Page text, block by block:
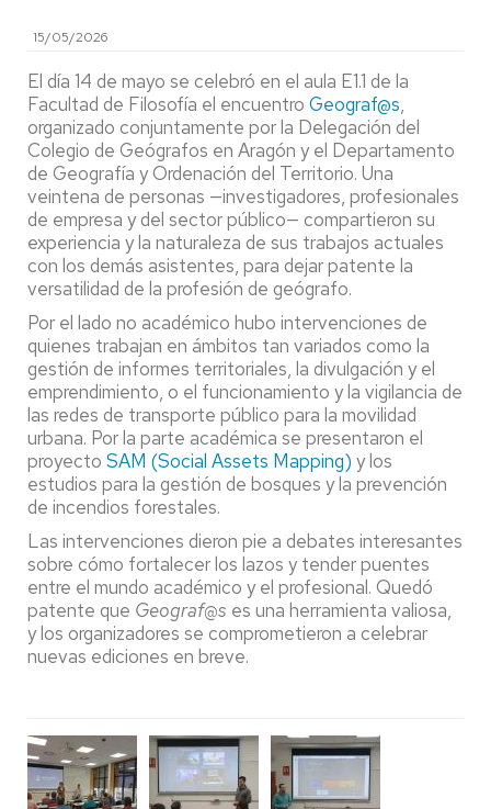
15/05/2026
El día 14 de mayo se celebró en el aula E1.1 de la
Facultad de Filosofía el encuentro Geograf@s,
organizado conjuntamente por la Delegación del
Colegio de Geógrafos en Aragón y el Departamento
de Geografía y Ordenación del Territorio. Una
veintena de personas —investigadores, profesionales
de empresa y del sector público— compartieron su
experiencia y la naturaleza de sus trabajos actuales
con los demás asistentes, para dejar patente la
versatilidad de la profesión de geógrafo.
Por el lado no académico hubo intervenciones de
quienes trabajan en ámbitos tan variados como la
gestión de informes territoriales, la divulgación y el
emprendimiento, o el funcionamiento y la vigilancia de
las redes de transporte público para la movilidad
urbana. Por la parte académica se presentaron el
proyecto SAM (Social Assets Mapping) y los
estudios para la gestión de bosques y la prevención
de incendios forestales.
Las intervenciones dieron pie a debates interesantes
sobre cómo fortalecer los lazos y tender puentes
entre el mundo académico y el profesional. Quedó
patente que Geograf@s es una herramienta valiosa,
y los organizadores se comprometieron a celebrar
nuevas ediciones en breve.